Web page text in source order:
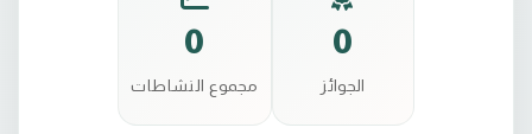
0
الجوائز
0
مجموع النشاطات